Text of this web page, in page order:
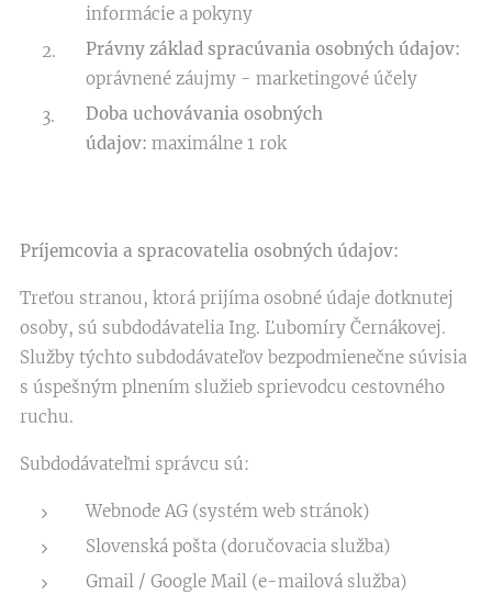
informácie a pokyny
Právny základ spracúvania osobných údajov:
oprávnené záujmy - marketingové účely
Doba uchovávania osobných
údajov: maximálne 1 rok
Príjemcovia a spracovatelia osobných údajov:
Treťou stranou, ktorá prijíma osobné údaje dotknutej
osoby, sú subdodávatelia Ing. Ľubomíry Černákovej.
Služby týchto subdodávateľov bezpodmienečne súvisia
s úspešným plnením služieb sprievodcu cestovného
ruchu.
Subdodávateľmi správcu sú:
Webnode AG (systém web stránok)
Slovenská pošta (doručovacia služba)
Gmail / Google Mail (e-mailová služba)